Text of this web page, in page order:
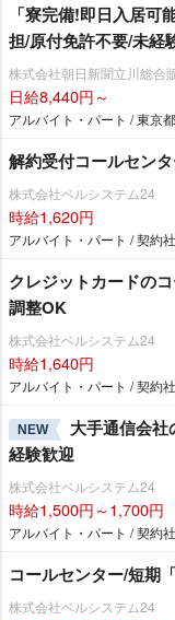
「寮完備!即日入居可
担/原付免許不要/未経
株式会社朝日新聞立川総合
日給8,440円～
アルバイト・パート / 東京都
解約受付コールセン
株式会社ベルシステム24
時給1,620円
アルバイト・パート / 契約
クレジットカードの
調整OK
株式会社ベルシステム24
時給1,640円
アルバイト・パート / 契約
NEW
大手通信会
経験歓迎
株式会社ベルシステム24
時給1,500円～1,700円
アルバイト・パート / 契約
コールセンター/短期
株式会社ベルシステム24